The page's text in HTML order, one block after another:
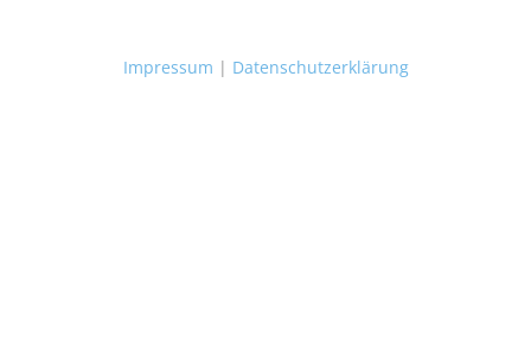
Impressum | Datenschutzerklärung